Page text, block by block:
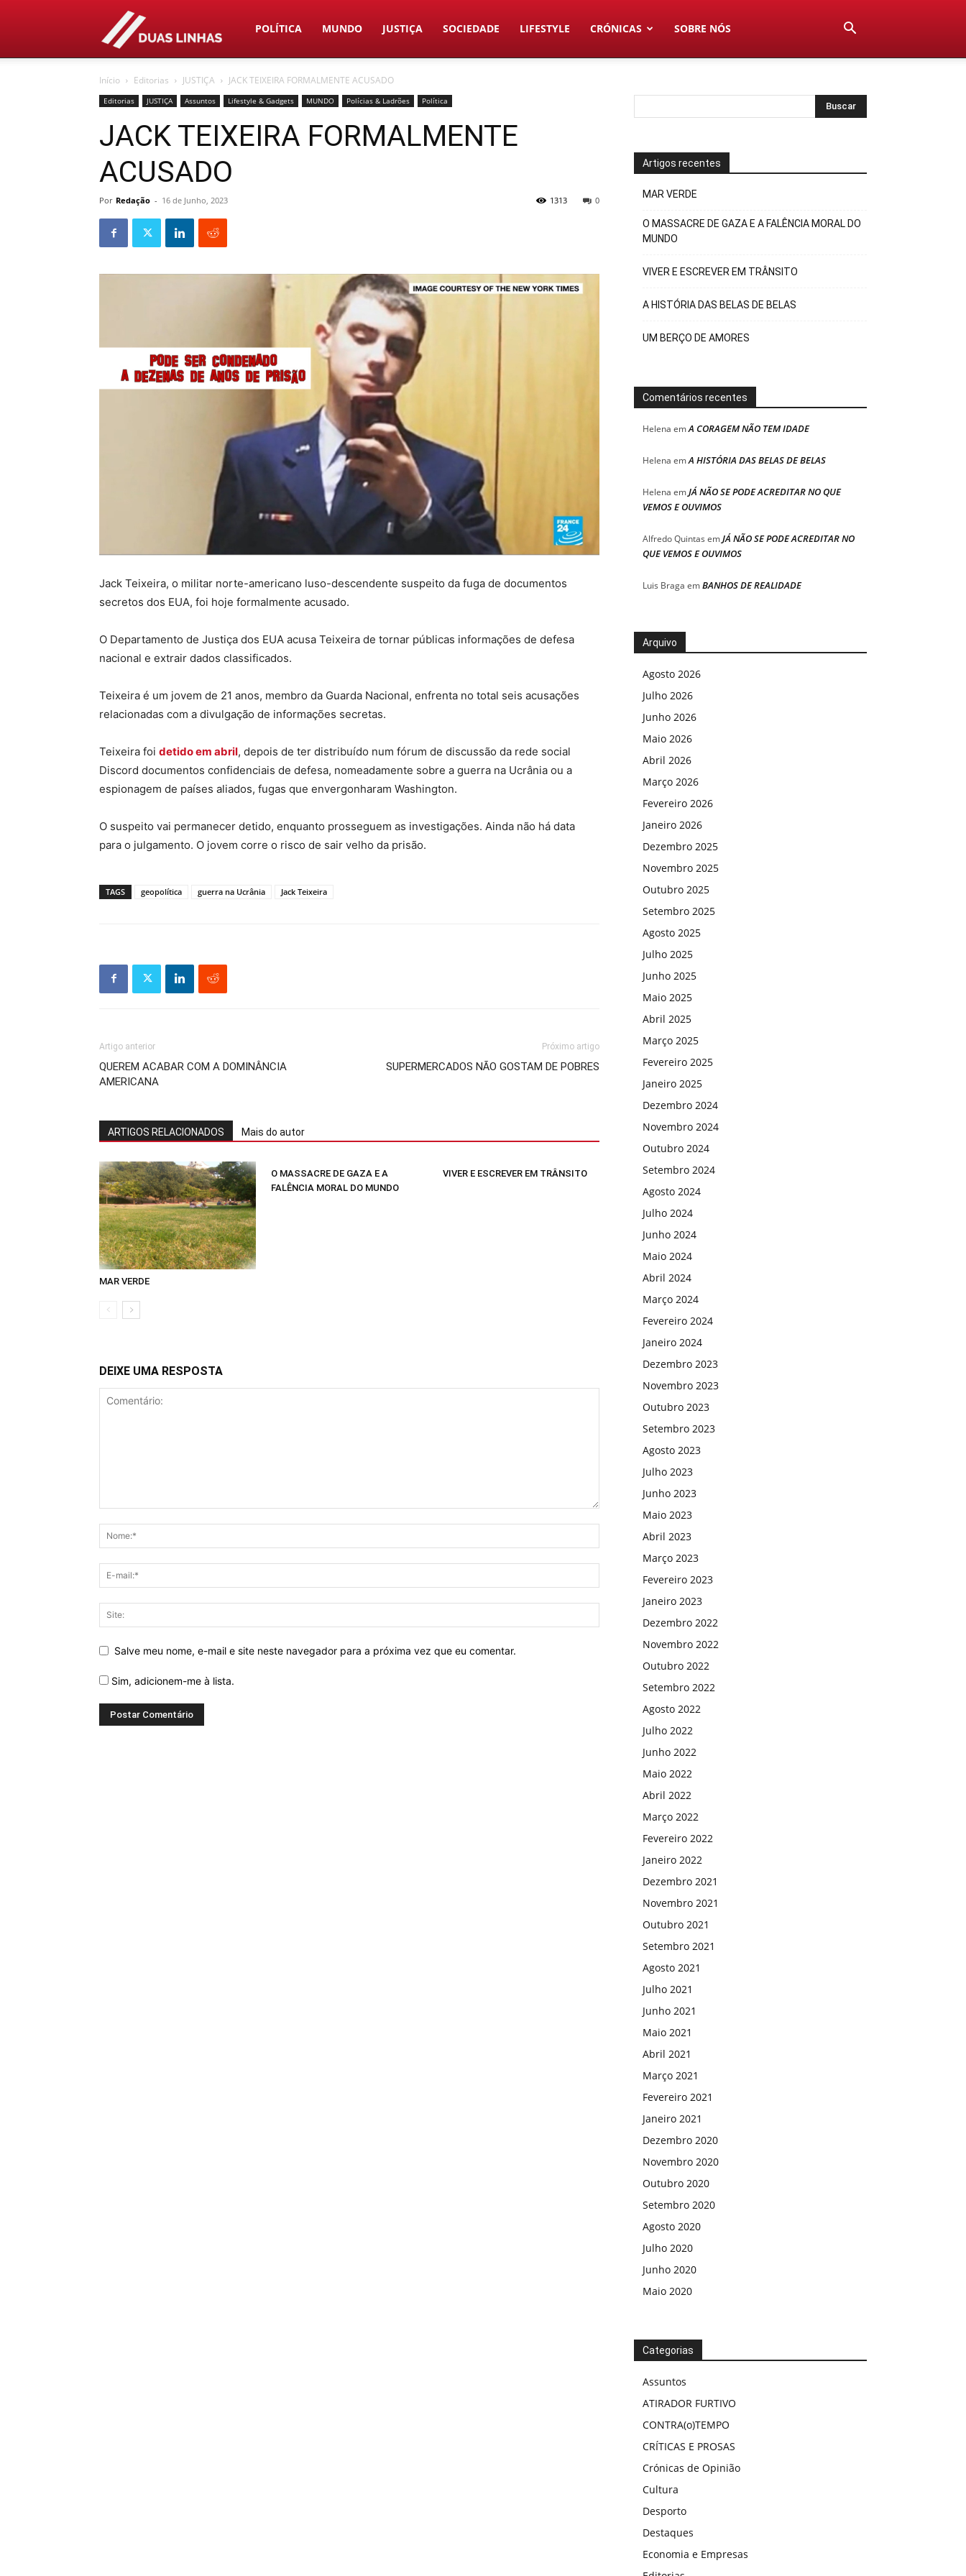
Duas
Linhas
POLÍTICA MUNDO JUSTIÇA SOCIEDADE LIFESTYLE CRÓNICAS SOBRE NÓS
Início Editorias JUSTIÇA JACK TEIXEIRA FORMALMENTE ACUSADO
Editorias JUSTIÇA Assuntos Lifestyle & Gadgets MUNDO Polícias & Ladrões Política
JACK TEIXEIRA FORMALMENTE
ACUSADO
Por Redação - 16 de Junho, 2023 0
1313
Jack Teixeira, o militar norte-americano luso-descendente suspeito da fuga de documentos
secretos dos EUA, foi hoje formalmente acusado.
O Departamento de Justiça dos EUA acusa Teixeira de tornar públicas informações de defesa
nacional e extrair dados classificados.
Teixeira é um jovem de 21 anos, membro da Guarda Nacional, enfrenta no total seis acusações
relacionadas com a divulgação de informações secretas.
Teixeira foi detido em abril, depois de ter distribuído num fórum de discussão da rede social
Discord documentos confidenciais de defesa, nomeadamente sobre a guerra na Ucrânia ou a
espionagem de países aliados, fugas que envergonharam Washington.
O suspeito vai permanecer detido, enquanto prosseguem as investigações. Ainda não há data
para o julgamento. O jovem corre o risco de sair velho da prisão.
TAGS geopolítica guerra na Ucrânia Jack Teixeira
Artigo anterior
QUEREM ACABAR COM A DOMINÂNCIA
AMERICANA
Próximo artigo
SUPERMERCADOS NÃO GOSTAM DE POBRES
ARTIGOS RELACIONADOS Mais do autor
MAR VERDE
O MASSACRE DE GAZA E A
FALÊNCIA MORAL DO MUNDO
VIVER E ESCREVER EM TRÂNSITO
DEIXE UMA RESPOSTA
Salve meu nome, e-mail e site neste navegador para a próxima vez que eu comentar.
Sim, adicionem-me à lista.
Artigos recentes
MAR VERDE
O MASSACRE DE GAZA E A FALÊNCIA MORAL DO
MUNDO
VIVER E ESCREVER EM TRÂNSITO
A HISTÓRIA DAS BELAS DE BELAS
UM BERÇO DE AMORES
Comentários recentes
Helena emA CORAGEM NÃO TEM IDADE
Helena emA HISTÓRIA DAS BELAS DE BELAS
Helena emJÁ NÃO SE PODE ACREDITAR NO QUE
VEMOS E OUVIMOS
Alfredo Quintas emJÁ NÃO SE PODE ACREDITAR NO
QUE VEMOS E OUVIMOS
Luis Braga emBANHOS DE REALIDADE
Arquivo
Agosto 2026
Julho 2026
Junho 2026
Maio 2026
Abril 2026
Março 2026
Fevereiro 2026
Janeiro 2026
Dezembro 2025
Novembro 2025
Outubro 2025
Setembro 2025
Agosto 2025
Julho 2025
Junho 2025
Maio 2025
Abril 2025
Março 2025
Fevereiro 2025
Janeiro 2025
Dezembro 2024
Novembro 2024
Outubro 2024
Setembro 2024
Agosto 2024
Julho 2024
Junho 2024
Maio 2024
Abril 2024
Março 2024
Fevereiro 2024
Janeiro 2024
Dezembro 2023
Novembro 2023
Outubro 2023
Setembro 2023
Agosto 2023
Julho 2023
Junho 2023
Maio 2023
Abril 2023
Março 2023
Fevereiro 2023
Janeiro 2023
Dezembro 2022
Novembro 2022
Outubro 2022
Setembro 2022
Agosto 2022
Julho 2022
Junho 2022
Maio 2022
Abril 2022
Março 2022
Fevereiro 2022
Janeiro 2022
Dezembro 2021
Novembro 2021
Outubro 2021
Setembro 2021
Agosto 2021
Julho 2021
Junho 2021
Maio 2021
Abril 2021
Março 2021
Fevereiro 2021
Janeiro 2021
Dezembro 2020
Novembro 2020
Outubro 2020
Setembro 2020
Agosto 2020
Julho 2020
Junho 2020
Maio 2020
Categorias
Assuntos
ATIRADOR FURTIVO
CONTRA(o)TEMPO
CRÍTICAS E PROSAS
Crónicas de Opinião
Cultura
Desporto
Destaques
Economia e Empresas